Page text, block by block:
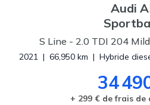
Audi
S Line - 2.0 TDI 204
2021 | 66,950 km | Hybride
34
+ 299 € de frais de